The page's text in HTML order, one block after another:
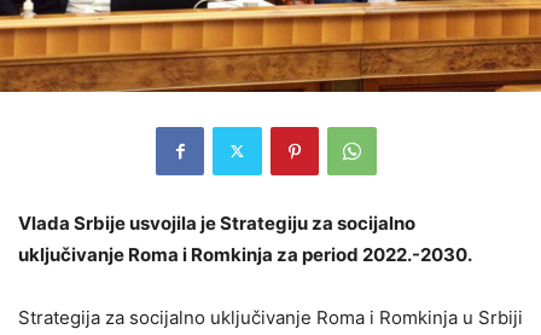
Vlada Srbije usvojila je Strategiju za socijalno
uključivanje Roma i Romkinja za period 2022.-2030.
Strategija za socijalno uključivanje Roma i Romkinja u Srbiji